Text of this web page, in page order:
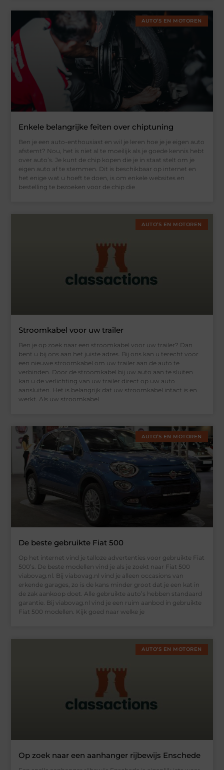
AUTO’S EN MOTOREN
Enkele belangrijke feiten over chiptuning
Ben je een auto-enthousiast en wil je leren hoe je je eigen auto
afstemt? Nou, het is niet al te moeilijk als je goede kennis hebt
over auto’s. Je kunt de chip kopen die je in staat stelt om je
eigen auto af te stemmen. Dit is beschikbaar op internet en
het enige wat u hoeft te doen, is om enkele websites en
bestelling te bezoeken voor de chip die
AUTO’S EN MOTOREN
Stroomkabel voor uw trailer
Ben je op zoek naar een stroomkabel voor uw trailer? Dan
bent u bij ons aan het juiste adres. Bij ons kan u terecht voor
een nieuwe stroomkabel om uw trailer aan de auto te
verbinden. Door de stroomkabel bij uw auto aan te sluiten
kan u de verlichting van uw trailer direct op uw auto
aansluiten. Het is belangrijk dat uw stroomkabel intact is en
werkt. Als uw stroomkabel
AUTO’S EN MOTOREN
De beste gebruikte Fiat 500
Op het internet vind je talloze advertenties voor gebruikte Fiat
500’s. De beste modellen vind je als je zoekt naar Fiat 500
viabovag.nl. Bij viabovag.nl vind je alleen occasions van
erkende garages, zo is de kans minder groot dat je een kat in
de zak aankoop doet. Alle gebruikte auto’s hebben standaard
garantie. Bij viabovag.nl vind je een ruim aanbod in gebruikte
Fiat 500 modellen. Kijk goed naar welke je
AUTO’S EN MOTOREN
Op zoek naar een aanhanger rijbewijs Enschede